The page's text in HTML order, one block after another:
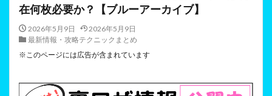
在何枚必要か？【ブルーアーカイブ】
2026年5月9日
2026年5月9日
最新情報・攻略テクニックまとめ
※このページには広告が含まれています